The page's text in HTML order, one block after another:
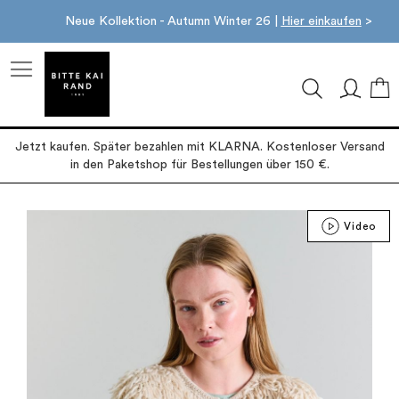
Neue Kollektion - Autumn Winter 26 | Hier einkaufen >
Jetzt kaufen. Später bezahlen mit KLARNA. Kostenloser Versand
in den Paketshop für Bestellungen über 150 €.
Video